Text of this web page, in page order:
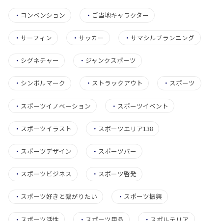
・ コンベンション ・ ご当地キャラクター
・ サーフィン ・サッカー ・サマシルプランニング
・ シグネチャー ・ ジャンクスポーツ
・ シンボルマーク ・ ストラックアウト ・ スポーツ
・ スポーツイノベーション ・ スポーツイベント
・ スポーツイラスト ・ スポーツエリア138
・ スポーツデザイン ・ スポーツバー
・ スポーツビジネス ・ スポーツ啓発
・ スポーツ好きと繋がりたい ・ スポーツ振興
・ スポーツ活性 ・ スポーツ用品 ・ スポルテリア